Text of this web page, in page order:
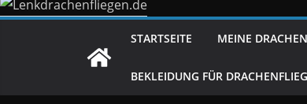
STARTSEITE MEINE DRACHEN
BEKLEIDUNG FÜR